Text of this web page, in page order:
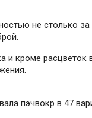
не столько
кроме
пэчвокр в 47